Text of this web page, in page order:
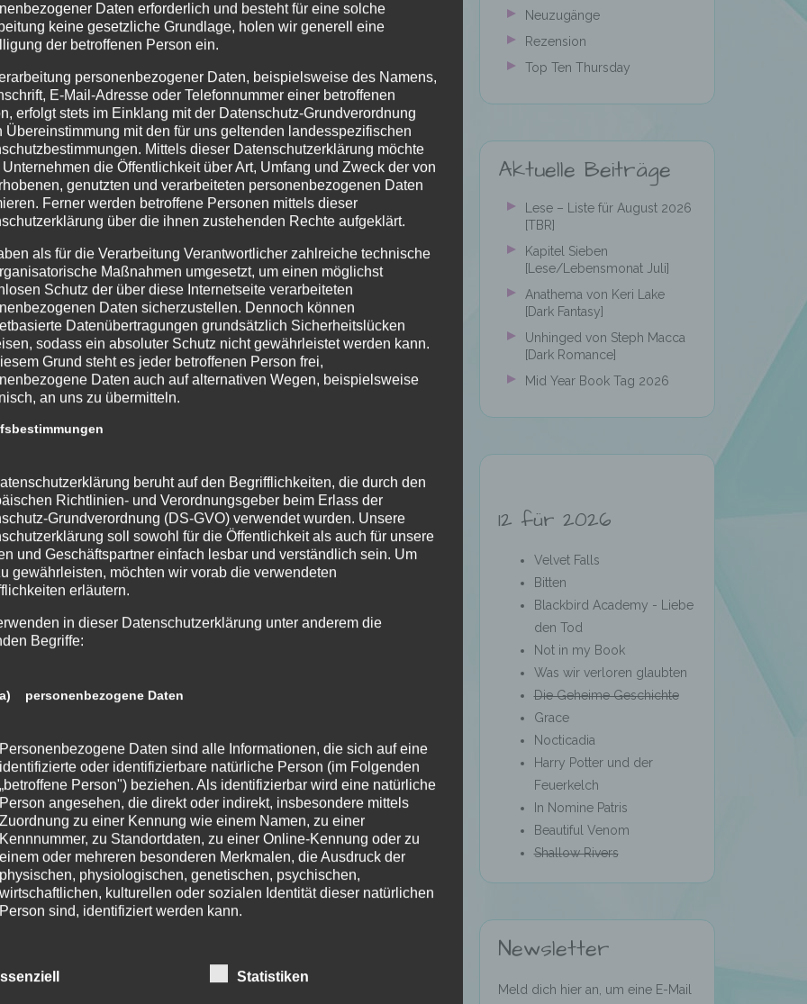
Neuzugänge
Rezension
Top Ten Thursday
Aktuelle Beiträge
Lese – Liste für August 2026
[TBR]
Kapitel Sieben
[Lese/Lebensmonat Juli]
Anathema von Keri Lake
[Dark Fantasy]
Unhinged von Steph Macca
[Dark Romance]
Mid Year Book Tag 2026
12 für 2026
Velvet Falls
Bitten
Blackbird Academy - Liebe
den Tod
Not in my Book
Was wir verloren glaubten
Die Geheime Geschichte
Grace
Nocticadia
Harry Potter und der
Feuerkelch
In Nomine Patris
Beautiful Venom
Shallow Rivers
Newsletter
Meld dich hier an, um eine E-Mail
Daten erforderlich und besteht für eine solche
keine gesetzliche Grundlage, holen wir generell eine
der betroffenen Person ein.
personenbezogener Daten, beispielsweise des Namens,
E-Mail-Adresse oder Telefonnummer einer betroffenen
erfolgt stets im Einklang mit der Datenschutz-Grundverordnung
Übereinstimmung mit den für uns geltenden landesspezifischen
Mittels dieser Datenschutzerklärung möchte
die Öffentlichkeit über Art, Umfang und Zweck der von
genutzten und verarbeiteten personenbezogenen Daten
Ferner werden betroffene Personen mittels dieser
über die ihnen zustehenden Rechte aufgeklärt.
als für die Verarbeitung Verantwortlicher zahlreiche technische
Maßnahmen umgesetzt, um einen möglichst
Schutz der über diese Internetseite verarbeiteten
Daten sicherzustellen. Dennoch können
Datenübertragungen grundsätzlich Sicherheitslücken
sodass ein absoluter Schutz nicht gewährleistet werden kann.
Grund steht es jeder betroffenen Person frei,
Daten auch auf alternativen Wegen, beispielsweise
an uns zu übermitteln.
beruht auf den Begrifflichkeiten, die durch den
Richtlinien- und Verordnungsgeber beim Erlass der
Grundverordnung (DS-GVO) verwendet wurden. Unsere
soll sowohl für die Öffentlichkeit als auch für unsere
und Geschäftspartner einfach lesbar und verständlich sein. Um
gewährleisten, möchten wir vorab die verwendeten
erläutern.
in dieser Datenschutzerklärung unter anderem die
Begriffe:
a) personenbezogene Daten
Personenbezogene Daten sind alle Informationen, die sich auf eine
identifizierte oder identifizierbare natürliche Person (im Folgenden
„betroffene Person") beziehen. Als identifizierbar wird eine natürliche
Person angesehen, die direkt oder indirekt, insbesondere mittels
Zuordnung zu einer Kennung wie einem Namen, zu einer
Kennnummer, zu Standortdaten, zu einer Online-Kennung oder zu
einem oder mehreren besonderen Merkmalen, die Ausdruck der
physischen, physiologischen, genetischen, psychischen,
wirtschaftlichen, kulturellen oder sozialen Identität dieser natürlichen
Person sind, identifiziert werden kann.
b) betroffene Person Statistiken